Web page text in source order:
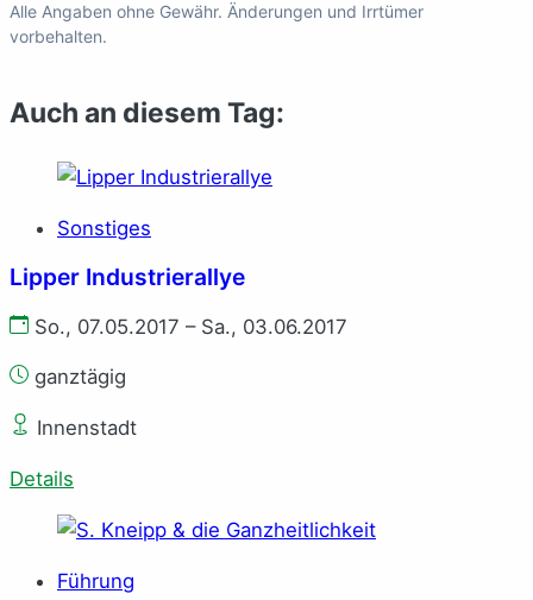
Alle Angaben ohne Gewähr. Änderungen und Irrtümer
vorbehalten.
Auch an diesem Tag:
Sonstiges
Lipper Industrierallye
So., 07.05.2017 – Sa., 03.06.2017
ganztägig
Innenstadt
Details
Führung